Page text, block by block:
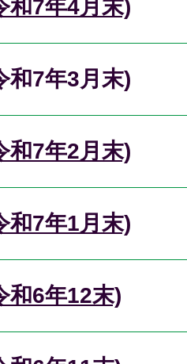
和7年4月末)
和7年3月末)
和7年2月末)
和7年1月末)
和6年12末)